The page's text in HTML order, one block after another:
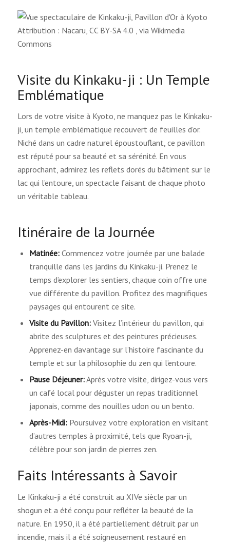
Attribution : Nacaru, CC BY-SA 4.0 , via Wikimedia
Commons
Visite du Kinkaku-ji : Un Temple
Emblématique
Lors de votre visite à Kyoto, ne manquez pas le Kinkaku-
ji, un temple emblématique recouvert de feuilles d’or.
Niché dans un cadre naturel époustouflant, ce pavillon
est réputé pour sa beauté et sa sérénité. En vous
approchant, admirez les reflets dorés du bâtiment sur le
lac qui l’entoure, un spectacle faisant de chaque photo
un véritable tableau.
Itinéraire de la Journée
Matinée:Commencez votre journée par une balade
tranquille dans les jardins du Kinkaku-ji. Prenez le
temps d’explorer les sentiers, chaque coin offre une
vue différente du pavillon. Profitez des magnifiques
paysages qui entourent ce site.
Visite du Pavillon:Visitez l’intérieur du pavillon, qui
abrite des sculptures et des peintures précieuses.
Apprenez-en davantage sur l’histoire fascinante du
temple et sur la philosophie du zen qui l’entoure.
Pause Déjeuner:Après votre visite, dirigez-vous vers
un café local pour déguster un repas traditionnel
japonais, comme des nouilles udon ou un bento.
Après-Midi:Poursuivez votre exploration en visitant
d’autres temples à proximité, tels que Ryoan-ji,
célèbre pour son jardin de pierres zen.
Faits Intéressants à Savoir
Le Kinkaku-ji a été construit au XIVe siècle par un
shogun et a été conçu pour refléter la beauté de la
nature. En 1950, il a été partiellement détruit par un
incendie, mais il a été soigneusement restauré en